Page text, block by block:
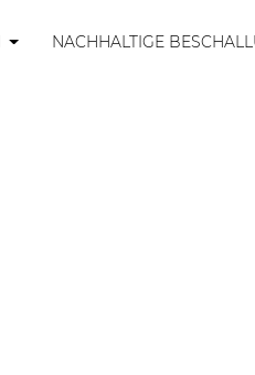
NACHHALTIGE